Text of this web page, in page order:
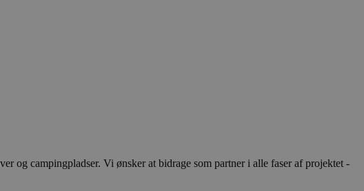
og campingpladser. Vi ønsker at bidrage som partner i alle faser af projektet -